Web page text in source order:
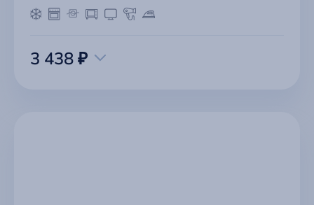
3 438 ₽